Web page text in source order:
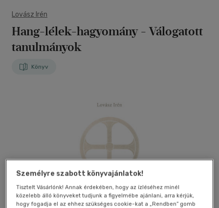
Lovász Irén
Hang-lélek-hagyomány - Válogatott
tanulmányok
Könyv
Személyre szabott könyvajánlatok!
Tisztelt Vásárlónk! Annak érdekében, hogy az ízléséhez minél
közelebb álló könyveket tudjunk a figyelmébe ajánlani, arra kérjük,
hogy fogadja el az ehhez szükséges cookie-kat a „Rendben” gomb